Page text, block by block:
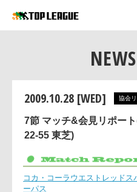
コラム
NEWS
2009.10.28 [WED] 協会
7節 マッチ&会見リポー
22-55 東芝)